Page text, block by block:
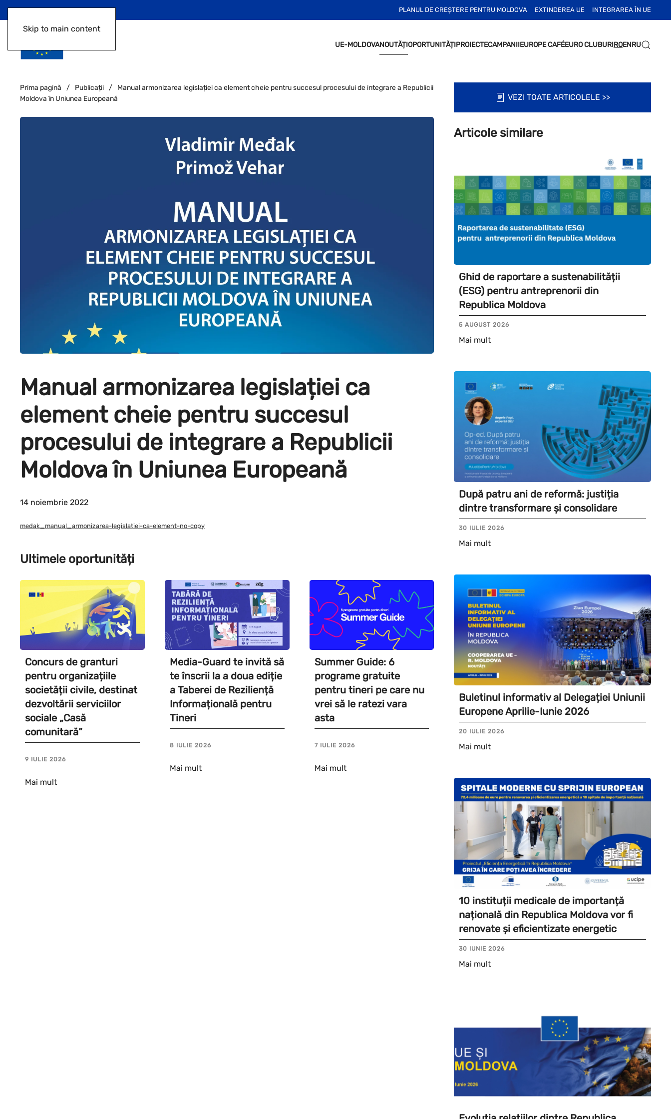
Skip to main content
PLANUL DE CREȘTERE PENTRU MOLDOVA EXTINDEREA UE INTEGRAREA ÎN UE
UE-MOLDOVANOUTĂȚIOPORTUNITĂȚIPROIECTECAMPANIIEUROPE CAFÉEURO CLUBURIROENRU
Prima pagină Publicații
Manual armonizarea legislației ca element cheie pentru succesul procesului de integrare a Republicii
Moldova în Uniunea Europeană
Manual armonizarea legislației ca
element cheie pentru succesul
procesului de integrare a Republicii
Moldova în Uniunea Europeană
14 noiembrie 2022
medak_manual_armonizarea-legislatiei-ca-element-no-copy
Ultimele oportunități
Concurs de granturi
pentru organizațiile
societății civile, destinat
dezvoltării serviciilor
sociale „Casă
comunitară”
9 IULIE 2026
Mai mult
Media-Guard te invită să
te înscrii la a doua ediție
a Taberei de Reziliență
Informațională pentru
Tineri
8 IULIE 2026
Mai mult
Summer Guide: 6
programe gratuite
pentru tineri pe care nu
vrei să le ratezi vara
asta
7 IULIE 2026
Mai mult
VEZI TOATE ARTICOLELE >>
Articole similare
Ghid de raportare a sustenabilității
(ESG) pentru antreprenorii din
Republica Moldova
5 AUGUST 2026
Mai mult
După patru ani de reformă: justiția
dintre transformare și consolidare
30 IULIE 2026
Mai mult
Buletinul informativ al Delegației Uniunii
Europene Aprilie-Iunie 2026
20 IULIE 2026
Mai mult
10 instituții medicale de importanță
națională din Republica Moldova vor fi
renovate și eficientizate energetic
30 IUNIE 2026
Mai mult